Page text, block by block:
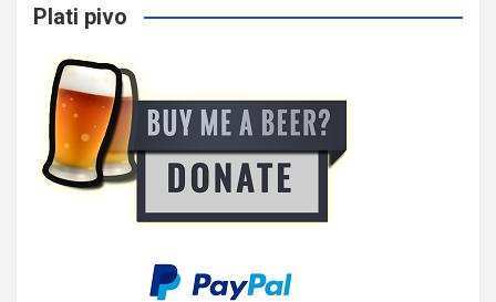
Plati pivo